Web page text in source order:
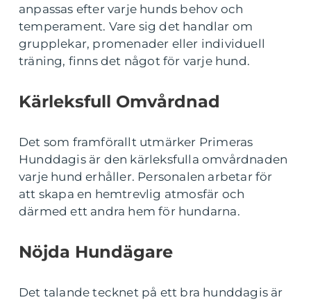
anpassas efter varje hunds behov och
temperament. Vare sig det handlar om
grupplekar, promenader eller individuell
träning, finns det något för varje hund.
Kärleksfull Omvårdnad
Det som framförallt utmärker Primeras
Hunddagis är den kärleksfulla omvårdnaden
varje hund erhåller. Personalen arbetar för
att skapa en hemtrevlig atmosfär och
därmed ett andra hem för hundarna.
Nöjda Hundägare
Det talande tecknet på ett bra hunddagis är